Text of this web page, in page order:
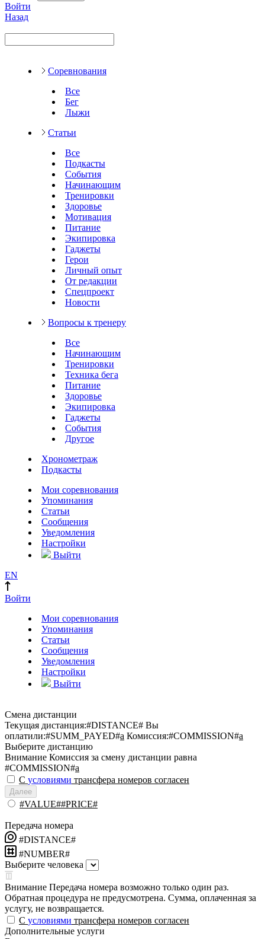
Войти
Назад
Соревнования
Все
Бег
Лыжи
Статьи
Все
Подкасты
События
Начинающим
Тренировки
Здоровье
Мотивация
Питание
Экипировка
Гаджеты
Герои
Личный опыт
От редакции
Спецпроект
Новости
Вопросы к тренеру
Все
Начинающим
Тренировки
Техника бега
Питание
Здоровье
Экипировка
Гаджеты
События
Другое
Хронометраж
Подкасты
Мои соревнования
Упоминания
Статьи
Сообщения
Уведомления
Настройки
Выйти
EN
Войти
Мои соревнования
Упоминания
Статьи
Сообщения
Уведомления
Настройки
Выйти
Смена дистанции
Текущая дистанция:#DISTANCE# Вы
оплатили:#SUMM_PAYED#a Комиссия:#COMMISSION#a
Выберите дистанцию
Внимание Комиссия за смену дистанции равна
#COMMISSION#a
С условиями трансфера номеров согласен
Далее
#VALUE##PRICE#
Передача номера
#DISTANCE#
#NUMBER#
Выберите человека
Внимание Передача номера возможно только один раз.
Обратная процедура не предусмотрена. Сумма, оплаченная за
услугу, не возвращается.
С условиями трансфера номеров согласен
Дополнительные услуги